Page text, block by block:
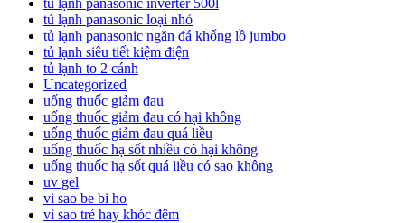
tủ lạnh panasonic loại nhỏ
tủ lạnh panasonic ngăn đá khổng lồ jumbo
tủ lạnh siêu tiết kiệm điện
tủ lạnh to 2 cánh
Uncategorized
uống thuốc giảm đau
uống thuốc giảm đau có hại không
uống thuốc giảm đau quá liều
uống thuốc hạ sốt nhiều có hại không
uống thuốc hạ sốt quá liều có sao không
uv gel
vi sao be bi ho
vì sao trẻ hay khóc đêm